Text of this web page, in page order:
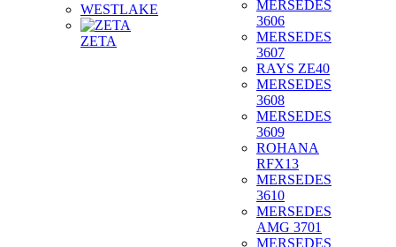
WESTLAKE
ZETA
MERSEDES
3606
MERSEDES
3607
RAYS ZE40
MERSEDES
3608
MERSEDES
3609
ROHANA
RFX13
MERSEDES
3610
MERSEDES
AMG 3701
MERSEDES